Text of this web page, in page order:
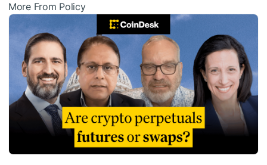
More From Policy